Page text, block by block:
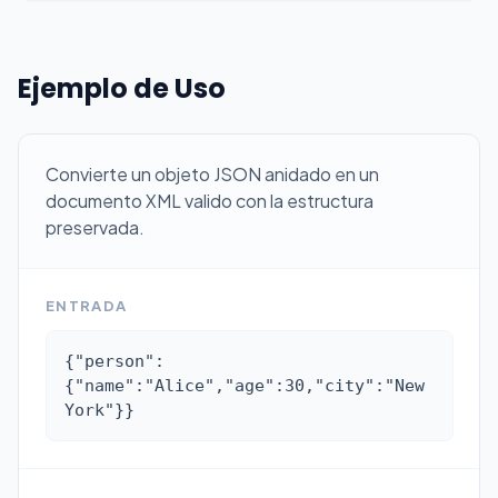
Ejemplo de Uso
Convierte un objeto JSON anidado en un
documento XML valido con la estructura
preservada.
ENTRADA
{"person":
{"name":"Alice","age":30,"city":"New
York"}}